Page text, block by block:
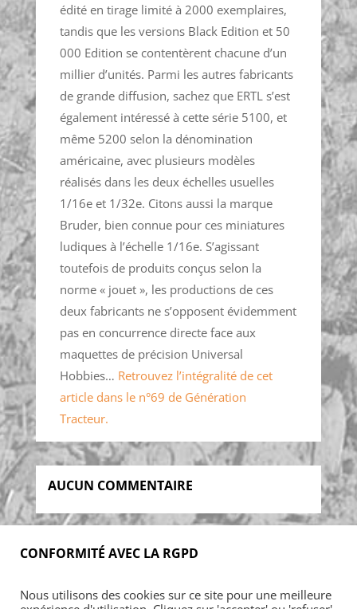
édité en tirage limité à 2000 exemplaires,
tandis que les versions Black Edition et 50
000 Edition se contentèrent chacune d’un
millier d’unités. Parmi les autres fabricants
de grande diffusion, sachez que ERTL s’est
également intéressé à cette série 5100, et
même 5200 selon la dénomination
américaine, avec plusieurs modèles
réalisés dans les deux échelles usuelles
1/16e et 1/32e. Citons aussi la marque
Bruder, bien connue pour ces miniatures
ludiques à l’échelle 1/16e. S’agissant
toutefois de produits conçus selon la
norme « jouet », les productions de ces
deux fabricants ne s’opposent évidemment
pas en concurrence directe face aux
maquettes de précision Universal
Hobbies… Retrouvez l’intégralité de cet
article dans le n°69 de Génération
Tracteur.
AUCUN COMMENTAIRE
Foires & manifestations
Petites annonces
CONFORMITÉ AVEC LA RGPD
Nous utilisons des cookies sur ce site pour une meilleure